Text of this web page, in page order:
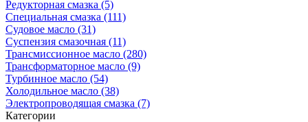
Редукторная смазка (5)
Специальная смазка (111)
Судовое масло (31)
Суспензия смазочная (11)
Трансмиссионное масло (280)
Трансформаторное масло (9)
Турбинное масло (54)
Холодильное масло (38)
Электропроводящая смазка (7)
Категории